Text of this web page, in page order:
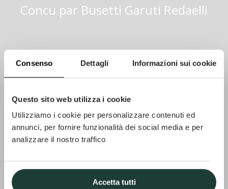
Consenso Dettagli Informazioni sui cookie
Questo sito web utilizza i cookie
Utilizziamo i cookie per personalizzare contenuti ed
annunci, per fornire funzionalità dei social media e per
analizzare il nostro traffico
Accetta tutti
Concu par Busetti Garuti Redaelli